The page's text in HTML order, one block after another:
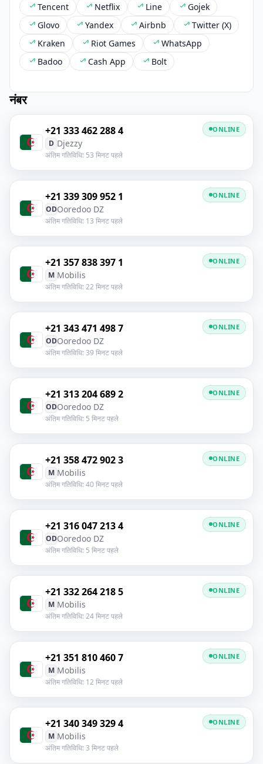
Tencent
Netflix Line
Gojek
Glovo
Yandex Airbnb
Twitter (X)
Kraken
Riot Games
WhatsApp
Badoo
Cash App Bolt
नंबर
+21 333 462 288 4
D Djezzy
अंतिम गतिविधि: 53 मिनट पहले
ONLINE
+21 339 309 952 1
ODOoredoo DZ
अंतिम गतिविधि: 13 मिनट पहले
ONLINE
+21 357 838 397 1
M Mobilis
अंतिम गतिविधि: 22 मिनट पहले
ONLINE
+21 343 471 498 7
ODOoredoo DZ
अंतिम गतिविधि: 39 मिनट पहले
ONLINE
+21 313 204 689 2
ODOoredoo DZ
अंतिम गतिविधि: 5 मिनट पहले
ONLINE
+21 358 472 902 3
M Mobilis
अंतिम गतिविधि: 40 मिनट पहले
ONLINE
+21 316 047 213 4
ODOoredoo DZ
अंतिम गतिविधि: 5 मिनट पहले
ONLINE
+21 332 264 218 5
M Mobilis
अंतिम गतिविधि: 24 मिनट पहले
ONLINE
+21 351 810 460 7
M Mobilis
अंतिम गतिविधि: 12 मिनट पहले
ONLINE
+21 340 349 329 4
M Mobilis
अंतिम गतिविधि: 3 मिनट पहले
ONLINE